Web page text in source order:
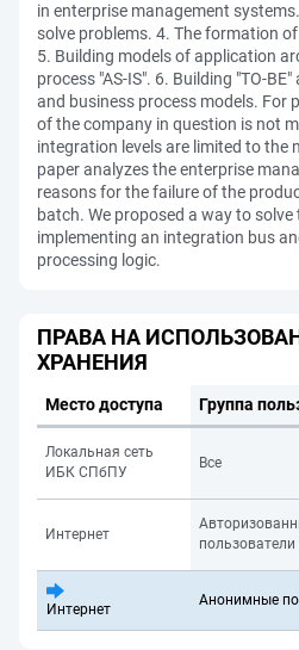
in enterprise management
solve problems. 4. The formation
5. Building models of application
process "AS-IS". 6. Building "TO-
and business process models. For
of the company in question is not
integration levels are limited to the
paper analyzes the enterprise
reasons for the failure of the
batch. We proposed a way to
implementing an integration bus
processing logic.
ПРАВА НА
ХРАНЕНИЯ
Место доступа Группа
Локальная сеть
ИБК СПбПУ
Все
Интернет
Интернет
Анонимные